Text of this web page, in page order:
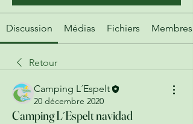
Discussion Médias Fichiers Membres
Retour
Camping L´Espelt
20 décembre 2020
Camping L´Espelt navidad